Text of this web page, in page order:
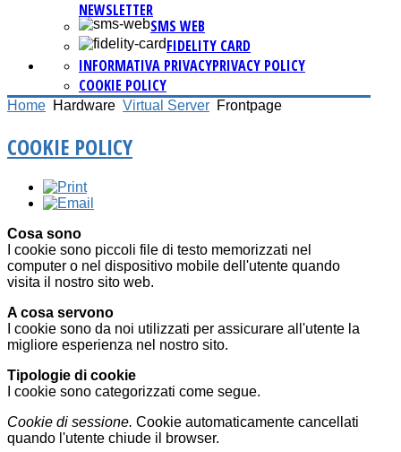
NEWSLETTER
SMS WEB
FIDELITY CARD
PRIVACY POLICY
INFORMATIVA PRIVACY
COOKIE POLICY
Home Hardware Virtual Server Frontpage
COOKIE POLICY
Cosa sono
I cookie sono piccoli file di testo memorizzati nel
computer o nel dispositivo mobile dell'utente quando
visita il nostro sito web.
A cosa servono
I cookie sono da noi utilizzati per assicurare all'utente la
migliore esperienza nel nostro sito.
Tipologie di cookie
I cookie sono categorizzati come segue.
Cookie di sessione. Cookie automaticamente cancellati
quando l'utente chiude il browser.